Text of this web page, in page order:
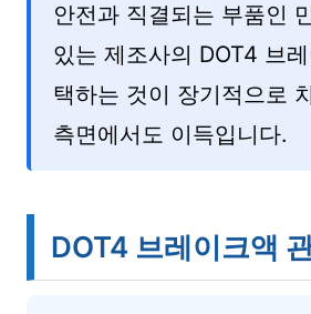
안전과 직결되는 부품인
있는 제조사의 DOT4 브
택하는 것이 장기적으로
측면에서도 이득입니다.
DOT4 브레이크액